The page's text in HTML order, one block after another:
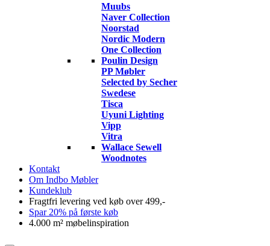
Muubs
Naver Collection
Noorstad
Nordic Modern
One Collection
Poulin Design
PP Møbler
Selected by Secher
Swedese
Tisca
Uyuni Lighting
Vipp
Vitra
Wallace Sewell
Woodnotes
Kontakt
Om Indbo Møbler
Kundeklub
Fragtfri levering ved køb over 499,-
Spar 20% på første køb
4.000 m² møbelinspiration